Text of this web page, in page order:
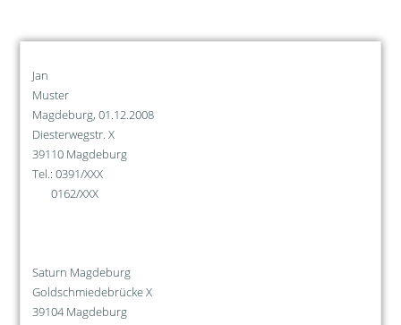
Jan
Muster
Magdeburg, 01.12.2008
Diesterwegstr. X
39110 Magdeburg
Tel.: 0391/XXX
0162/XXX
Saturn Magdeburg
Goldschmiedebrücke X
39104 Magdeburg